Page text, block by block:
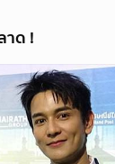
าด !